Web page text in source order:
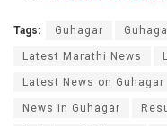
Tags: Guhagar
Latest Marathi News
Latest News on Guhagar
News in Guhagar